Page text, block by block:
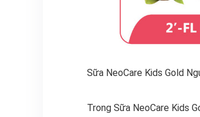
Sữa NeoCare Kids Gold
Trong Sữa NeoCare Kids